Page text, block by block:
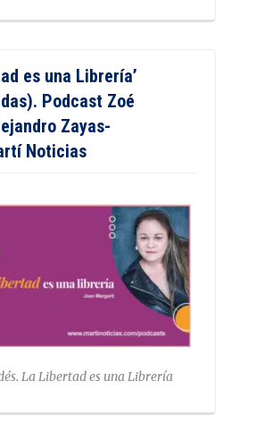
es una Librería’
Podcast Zoé
Zayas-
Noticias
La Libertad es una Librería